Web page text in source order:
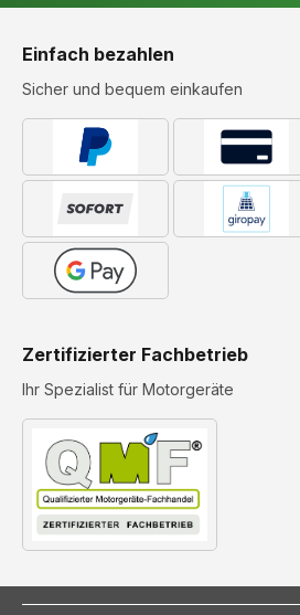
Einfach bezahlen
Sicher und bequem einkaufen
Zertifizierter Fachbetrieb
Ihr Spezialist für Motorgeräte